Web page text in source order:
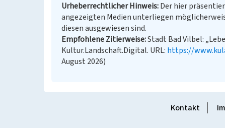
Urheberrechtlicher Hinweis Der hier
angezeigten Medien unterliegen
diesen ausgewiesen sind.
Empfohlene Zitierweise Stadt Bad Vilbel:
Kultur.Landschaft.Digital. URL: https://
August 2026)
Kontakt